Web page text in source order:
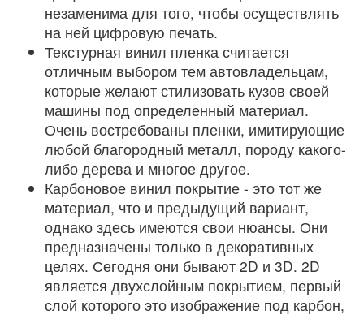
незаменима для того, чтобы осуществлять
на ней цифровую печать.
Текстурная винил пленка считается
отличным выбором тем автовладельцам,
которые желают стилизовать кузов своей
машины под определенный материал.
Очень востребованы пленки, имитирующие
любой благородный металл, породу какого-
либо дерева и многое другое.
Карбоновое винил покрытие - это тот же
материал, что и предыдущий вариант,
однако здесь имеются свои нюансы. Они
предназначены только в декоративных
целях. Сегодня они бывают 2D и 3D. 2D
является двухслойным покрытием, первый
слой которого это изображение под карбон,